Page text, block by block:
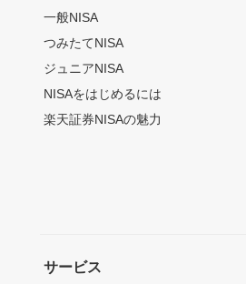
一般NISA
つみたてNISA
ジュニアNISA
NISAをはじめるには
楽天証券NISAの魅力
サービス